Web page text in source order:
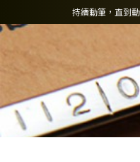
持續動筆，直到